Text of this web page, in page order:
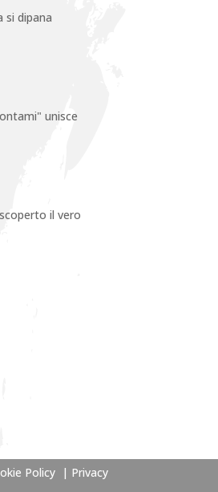
si dipana
unisce
il vero
Policy | Privacy